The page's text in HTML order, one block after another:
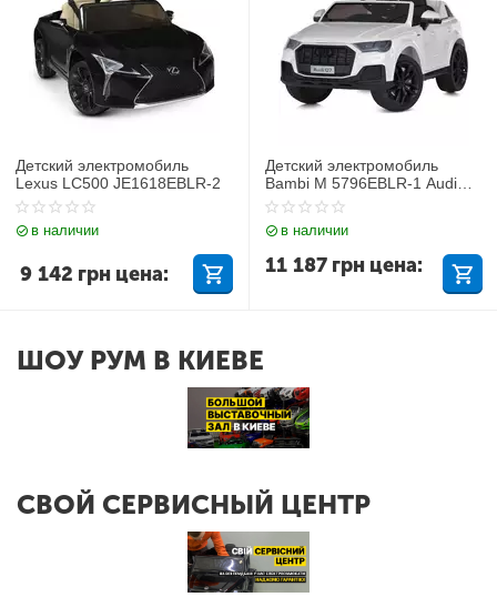
Детский электромобиль
Lexus LC500 JE1618EBLR-2
в наличии
9 142 грн цена:
Детский электромобиль
Bambi M 5796EBLR-1 Audi
Q7
в наличии
11 187 грн цена:
ШОУ РУМ В КИЕВЕ
СВОЙ СЕРВИСНЫЙ ЦЕНТР